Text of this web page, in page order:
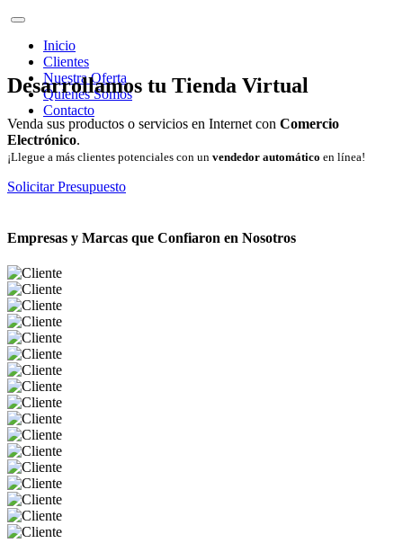
Inicio
Clientes
Nuestra Oferta
Quienes Somos
Contacto
Desarrollamos tu Tienda Virtual
Venda sus productos o servicios en Internet con Comercio
Electrónico.
¡Llegue a más clientes potenciales con un vendedor automático en línea!
Solicitar Presupuesto
Empresas y Marcas que Confiaron en Nosotros